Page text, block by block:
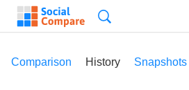
Comparison History Snapshots